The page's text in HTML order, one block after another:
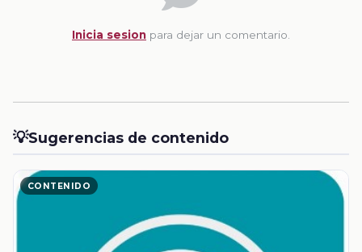
Inicia sesion para dejar un comentario.
💡Sugerencias de contenido
CONTENIDO